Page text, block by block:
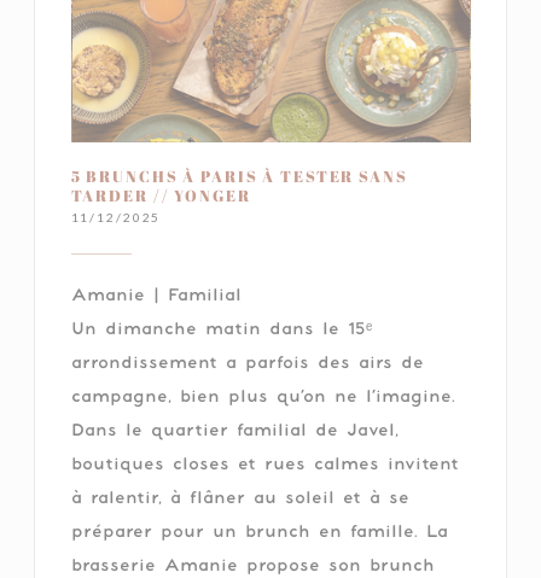
5 BRUNCHS À PARIS À TESTER SANS
TARDER // YONGER
11/12/2025
Amanie | Familial
Un dimanche matin dans le 15ᵉ
arrondissement a parfois des airs de
campagne, bien plus qu’on ne l’imagine.
Dans le quartier familial de Javel,
boutiques closes et rues calmes invitent
à ralentir, à flâner au soleil et à se
préparer pour un brunch en famille. La
brasserie Amanie propose son brunch